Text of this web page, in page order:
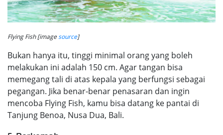
Flying Fish [imagesource]
Bukan hanya itu, tinggi minimal orang yang boleh
melakukan ini adalah 150 cm. Agar tangan bisa
memegang tali di atas kepala yang berfungsi sebagai
pegangan. Jika benar-benar penasaran dan ingin
mencoba Flying Fish, kamu bisa datang ke pantai di
Tanjung Benoa, Nusa Dua, Bali.